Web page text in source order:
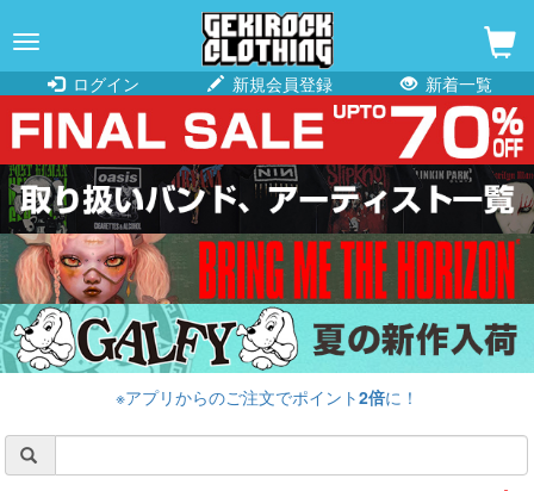
navigation
ログイン
新規会員登録 新着一覧
※アプリからのご注文でポイント2倍に！